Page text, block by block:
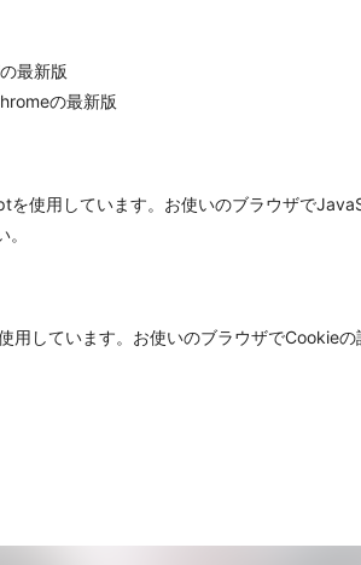
最新版
の最新版
を使用しています。お使いのブラウザで
用しています。お使いのブラウザでCookie